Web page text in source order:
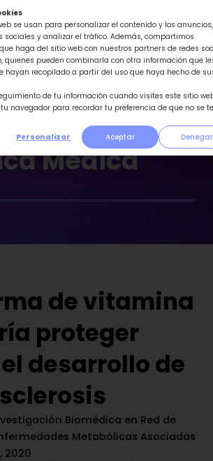
se usan para personalizar el contenido y los anuncios,
sociales y analizar el tráfico. Además, compartimos
haga del sitio web con nuestros partners de redes
quienes pueden combinarla con otra información que
hayan recopilado a partir del uso que haya hecho de
de tu información cuando visites este sitio
navegador para recordar tu preferencia de que no se
Personalizar
Aceptar Denegar
Médica
de vitamina
proteger
desarrollo de
Biomédica en Red de
Metabólicas Asociadas
2020